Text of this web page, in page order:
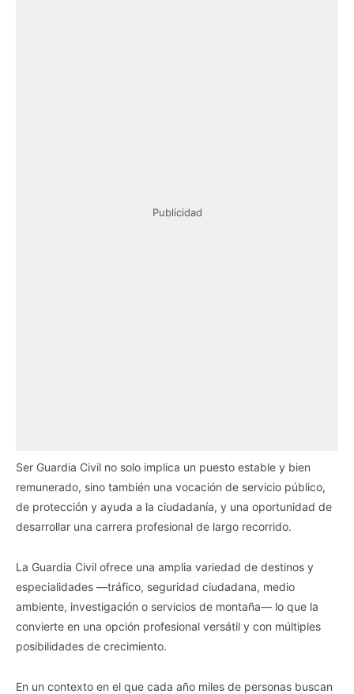
Publicidad
Ser Guardia Civil no solo implica un puesto estable y bien
remunerado, sino también una vocación de servicio público,
de protección y ayuda a la ciudadanía, y una oportunidad de
desarrollar una carrera profesional de largo recorrido.
La Guardia Civil ofrece una amplia variedad de destinos y
especialidades —tráfico, seguridad ciudadana, medio
ambiente, investigación o servicios de montaña— lo que la
convierte en una opción profesional versátil y con múltiples
posibilidades de crecimiento.
En un contexto en el que cada año miles de personas buscan